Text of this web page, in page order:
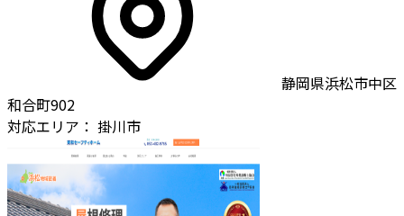
静岡県浜松市中区
和合町902
対応エリア： 掛川市